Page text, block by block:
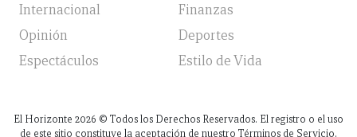
Internacional
Finanzas
Opinión
Deportes
Espectáculos
Estilo de Vida
El Horizonte 2026 © Todos los Derechos Reservados. El registro o el uso
de este sitio constituye la aceptación de nuestro Términos de Servicio,